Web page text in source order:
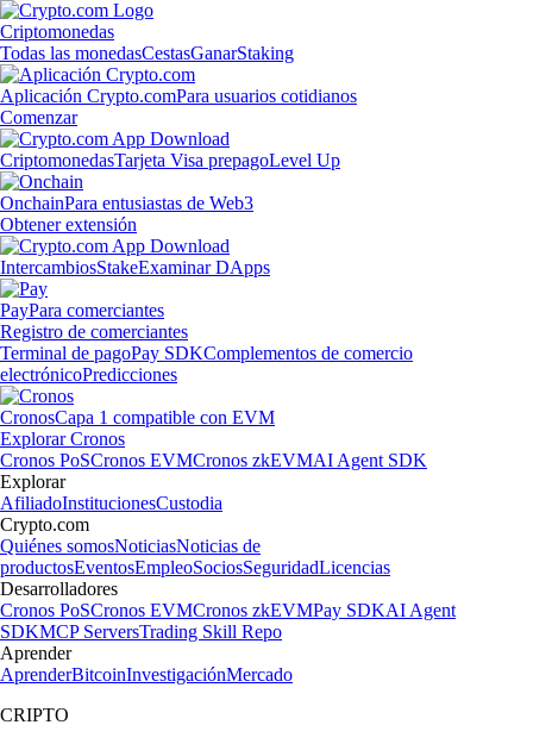
Criptomonedas
Todas las monedasCestasGanarStaking
Aplicación Crypto.comPara usuarios cotidianos
Comenzar
CriptomonedasTarjeta Visa prepagoLevel Up
OnchainPara entusiastas de Web3
Obtener extensión
IntercambiosStakeExaminar DApps
PayPara comerciantes
Registro de comerciantes
Terminal de pagoPay SDKComplementos de comercio
electrónicoPredicciones
CronosCapa 1 compatible con EVM
Explorar Cronos
Cronos PoSCronos EVMCronos zkEVMAI Agent SDK
Explorar
AfiliadoInstitucionesCustodia
Crypto.com
Quiénes somosNoticiasNoticias de
productosEventosEmpleoSociosSeguridadLicencias
Desarrolladores
Cronos PoSCronos EVMCronos zkEVMPay SDKAI Agent
SDKMCP ServersTrading Skill Repo
Aprender
AprenderBitcoinInvestigaciónMercado
CRIPTO